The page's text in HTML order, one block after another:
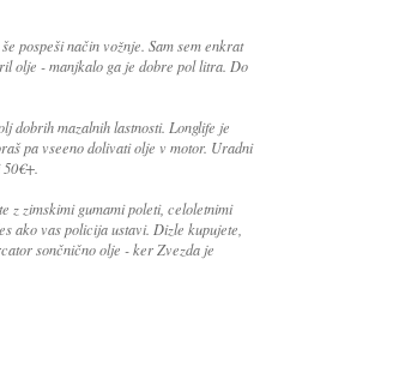
pospeši način vožnje. Sam sem enkrat
olje - manjkalo ga je dobre pol litra. Do
dobrih mazalnih lastnosti. Longlife je
pa vseeno dolivati olje v motor. Uradni
z zimskimi gumami poleti, celoletnimi
ako vas policija ustavi. Dizle kupujete,
sončnično olje - ker Zvezda je